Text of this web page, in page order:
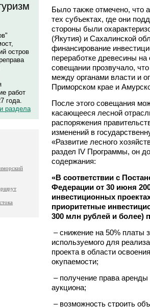
остров
работ
года.
раздела
Было также отмечено, что
тех субъектах, где они
стороны были
(Якутия) и Сахалинской
финансирование
переработке древесины
совещании прозвучало, что
между органами власти и
Приморском крае и
После этого совещания
касающееся лесной
распоряжения
изменений в
«Развитие лесного
раздел IV Программы, он
содержания:
«В соответствии с
Федерации от 30 июня
инвестиционных
приоритетные
300 млн рублей и более)
– снижение на 50% платы
используемого для
проекта в области
окупаемости;
– получение права аренды
аукциона;
– возможность строить